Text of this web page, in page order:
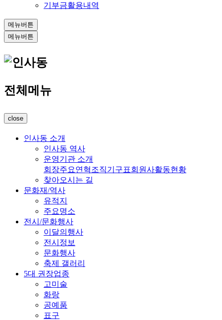
기부금활용내역
메뉴버튼
메뉴버튼
전체메뉴
close
인사동 소개
인사동 역사
운영기관 소개
회장주요연혁조직기구표회원사활동현황
찾아오시는 길
문화재/역사
유적지
주요명소
전시/문화행사
이달의행사
전시정보
문화행사
축제 갤러리
5대 권장업종
고미술
화랑
공예품
표구